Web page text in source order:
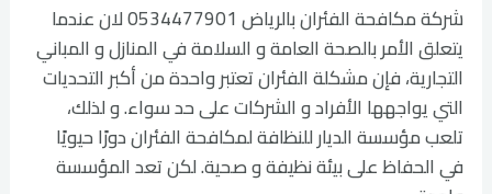
شركة مكافحة الفئران بالرياض 0534477901 لان عندما
يتعلق الأمر بالصحة العامة و السلامة في المنازل و المباني
التجارية، فإن مشكلة الفئران تعتبر واحدة من أكبر التحديات
التي يواجهها الأفراد و الشركات على حد سواء. و لذلك،
تلعب مؤسسة الديار للنظافة لمكافحة الفئران دورًا حيويًا
في الحفاظ على بيئة نظيفة و صحية. لكن تعد المؤسسة